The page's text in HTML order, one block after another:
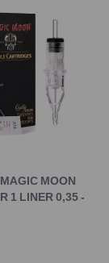
MOON
1 LINER 0,35 -